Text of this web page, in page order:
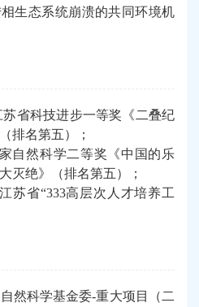
相生态系统崩溃的共同环境机
苏省科技进步一等奖《二叠纪
排名第五）；
自然科学二等奖《中国的乐
灭绝》（排名第五）；
苏省“333高层次人才培养工
自然科学基金委-重大项目（二